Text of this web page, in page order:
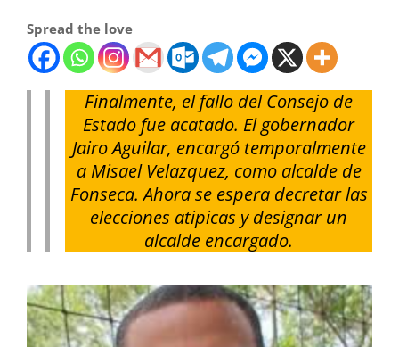
Spread the love
Finalmente, el fallo del Consejo de
Estado fue acatado. El gobernador
Jairo Aguilar, encargó temporalmente
a Misael Velazquez, como alcalde de
Fonseca. Ahora se espera decretar las
elecciones atipicas y designar un
alcalde encargado.